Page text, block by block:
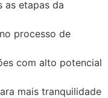
as etapas da
processo de
com alto potencial
mais tranquilidade